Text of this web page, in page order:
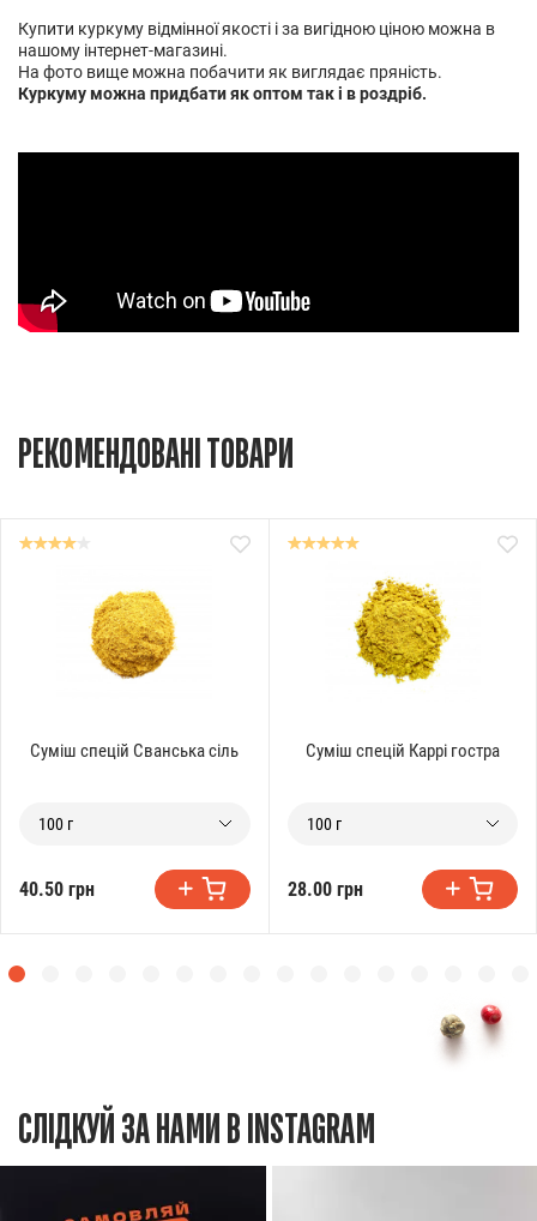
Купити куркуму відмінної якості і за вигідною ціною можна в
нашому інтернет-магазині.
На фото вище можна побачити як виглядає пряність.
Куркуму можна придбати як оптом так і в роздріб.
РЕКОМЕНДОВАНІ ТОВАРИ
Суміш спецій Сванська сіль
100 г
40.50 грн
Суміш спецій Каррі гостра
100 г
28.00 грн
СЛІДКУЙ ЗА НАМИ В INSTAGRAM